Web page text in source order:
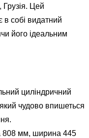
Цей
в собі видатний
його ідеальним
циліндричний
чудово впишеться
808 мм, ширина 445